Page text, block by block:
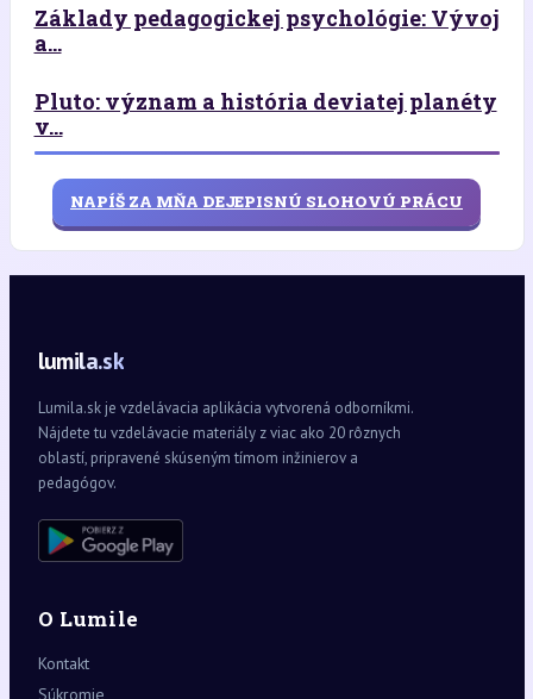
Základy pedagogickej psychológie: Vývoj
a...
Pluto: význam a história deviatej planéty
v...
NAPÍŠ ZA MŇA DEJEPISNÚ SLOHOVÚ PRÁCU
lumila.sk
Lumila.sk je vzdelávacia aplikácia vytvorená odborníkmi.
Nájdete tu vzdelávacie materiály z viac ako 20 rôznych
oblastí, pripravené skúseným tímom inžinierov a
pedagógov.
O Lumile
Kontakt
Súkromie